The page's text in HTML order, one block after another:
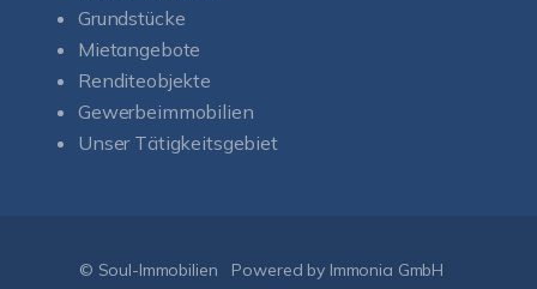
Grundstücke
Mietangebote
Renditeobjekte
Gewerbeimmobilien
Unser Tätigkeitsgebiet
© Soul-Immobilien Powered by Immonia GmbH100
%